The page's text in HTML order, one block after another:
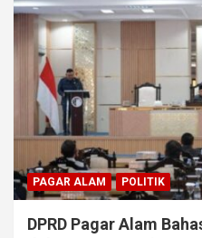
PAGAR ALAM POLITIK
DPRD Pagar Alam